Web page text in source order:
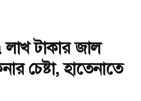
টাকার জাল
চেষ্টা, হাতেনাতে